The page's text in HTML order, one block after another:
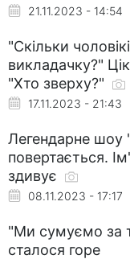
21.11.2023 - 14:54
"Скільки
викладачку?"
"Хто зверху?"
17.11.2023 - 21:43
Легендарне шоу
повертається.
здивує
08.11.2023 - 17:17
"Ми сумуємо за
сталося горе